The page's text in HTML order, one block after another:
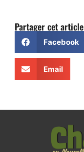
Partager cet article
Facebook
Email